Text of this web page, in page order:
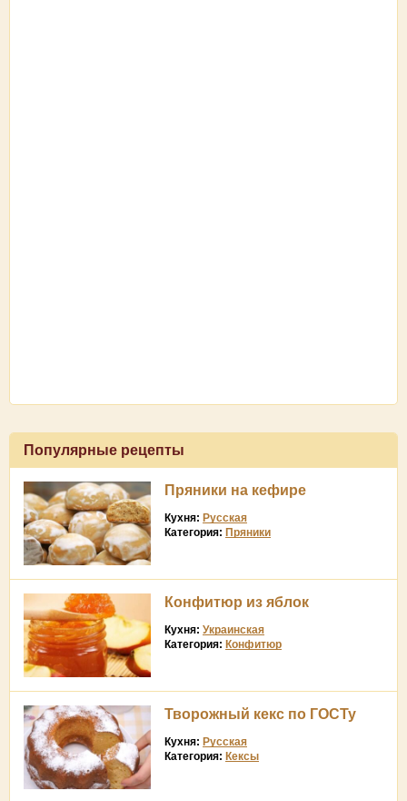
Популярные рецепты
Пряники на кефире
Кухня: Русская
Категория: Пряники
Конфитюр из яблок
Кухня: Украинская
Категория: Конфитюр
Творожный кекс по ГОСТу
Кухня: Русская
Категория: Кексы